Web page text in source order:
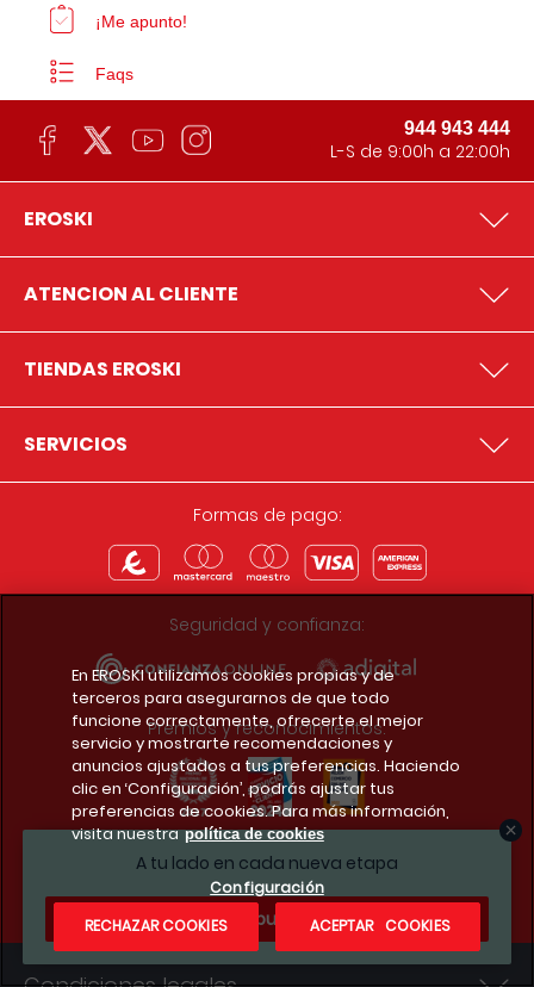
A tu lado en cada nueva etapa
¿Te apuntas?
¡Me apunto!
Faqs
944 943 444
L-S de 9:00h a 22:00h
EROSKI
ATENCION AL CLIENTE
TIENDAS EROSKI
SERVICIOS
Formas de pago:
Seguridad y confianza:
Premios y reconocimientos:
Descarga la app del club
En EROSKI utilizamos cookies propias y de
terceros para asegurarnos de que todo
funcione correctamente, ofrecerte el mejor
servicio y mostrarte recomendaciones y
anuncios ajustados a tus preferencias. Haciendo
clic en ‘Configuración’, podrás ajustar tus
preferencias de cookies. Para más información,
visita nuestra política de cookies
Configuración
RECHAZAR COOKIES
ACEPTAR COOKIES